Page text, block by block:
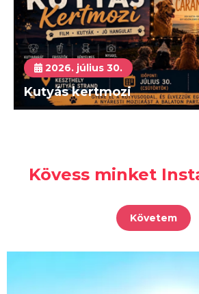
2026. július 30.
Kutyás kertmozi
Kövess minket
Követem